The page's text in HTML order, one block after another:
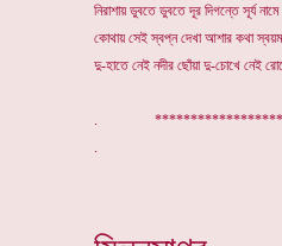
নিরাশায় ডুবতে ডুবতে দূর দিগন্তে সূর্য
কোথায় সেই স্বপ্ন দেখা আশার কথা
দু-হাতে নেই নদীর ছোঁয়া দু-চোখে নেই
.